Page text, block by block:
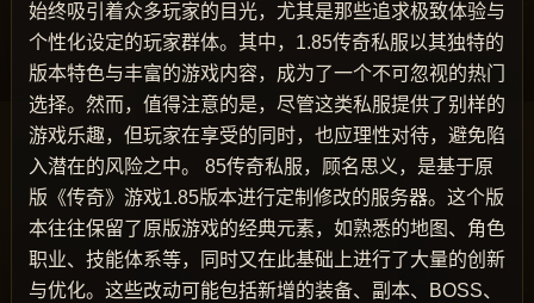
始终吸引着众多玩家的目光，尤其是那些追求极致体验与
个性化设定的玩家群体。其中，1.85传奇私服以其独特的
版本特色与丰富的游戏内容，成为了一个不可忽视的热门
选择。然而，值得注意的是，尽管这类私服提供了别样的
游戏乐趣，但玩家在享受的同时，也应理性对待，避免陷
入潜在的风险之中。 85传奇私服，顾名思义，是基于原
版《传奇》游戏1.85版本进行定制修改的服务器。这个版
本往往保留了原版游戏的经典元素，如熟悉的地图、角色
职业、技能体系等，同时又在此基础上进行了大量的创新
与优化。这些改动可能包括新增的装备、副本、BOSS、